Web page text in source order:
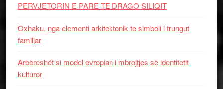
PERVJETORIN E PARE TE DRAGO SILIQIT
Oxhaku, nga elementi arkitektonik te simboli i trungut
familjar
Arbëreshët si model evropian i mbrojtjes së identitetit
kulturor